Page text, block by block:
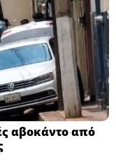
αβοκάντο από